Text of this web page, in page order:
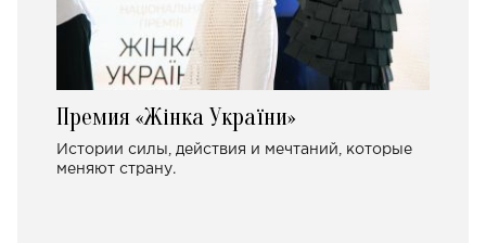
Премия «Жінка України»
Истории силы, действия и мечтаний, которые
меняют страну.